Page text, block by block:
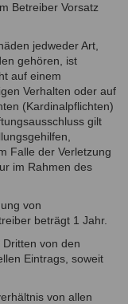
Betreiber Vorsatz
jedweder Art,
gehören, ist
auf einem
Verhalten oder auf
(Kardinalpflichten)
gilt
Falle der Verletzung
im Rahmen des
von
beträgt 1 Jahr.
von den
Eintrags, soweit
von allen